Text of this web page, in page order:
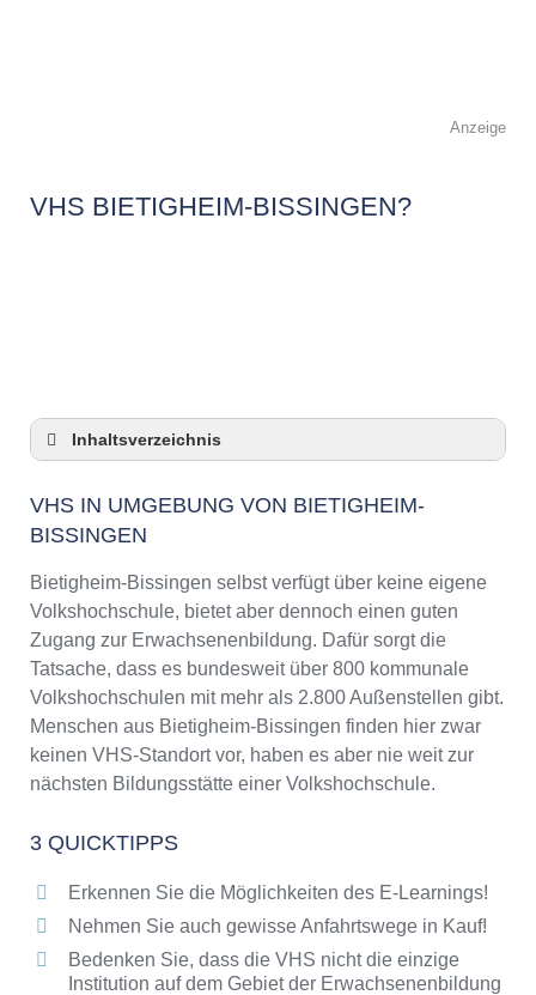
Anzeige
VHS BIETIGHEIM-BISSINGEN?
Inhaltsverzeichnis
3 Quicktipps
Checkliste: VHS-Kurse rund um Bietigheim-
Keine VHS in Bietigheim-Bissingen
Online-Kurse: Pro und Contra
Online-Kurse als alternative Angebote zu
VHS-Kursen
Die VHS als Inbegriff der Erwachsenenbildung
Das bundesweite Netzwerk der
Volkshochschulen
Checkliste: So erkennen Sie gute
VHS IN UMGEBUNG VON BIETIGHEIM-
BISSINGEN
Bietigheim-Bissingen selbst verfügt über keine eigene
Volkshochschule, bietet aber dennoch einen guten
Zugang zur Erwachsenenbildung. Dafür sorgt die
Tatsache, dass es bundesweit über 800 kommunale
Volkshochschulen mit mehr als 2.800 Außenstellen gibt.
Menschen aus Bietigheim-Bissingen finden hier zwar
keinen VHS-Standort vor, haben es aber nie weit zur
nächsten Bildungsstätte einer Volkshochschule.
3 QUICKTIPPS
Erkennen Sie die Möglichkeiten des E-Learnings!
Nehmen Sie auch gewisse Anfahrtswege in Kauf!
Bedenken Sie, dass die VHS nicht die einzige
Institution auf dem Gebiet der Erwachsenenbildung